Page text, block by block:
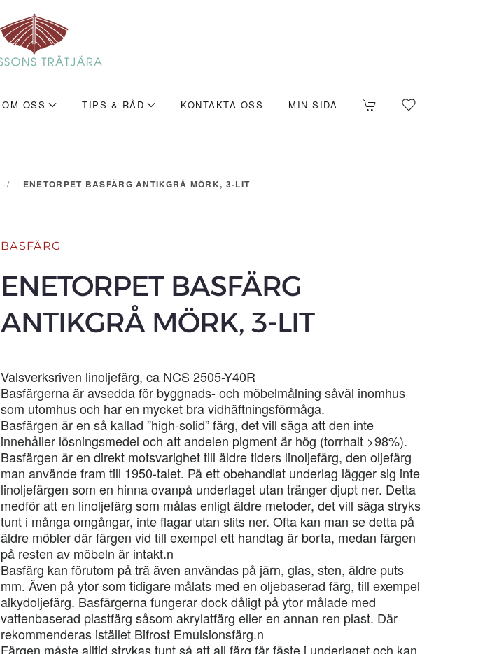
OM OSS TIPS & RÅD KONTAKTA OSS MIN SIDA
ENETORPET BASFÄRG ANTIKGRÅ MÖRK, 3-LIT
BASFÄRG
ENETORPET BASFÄRG
ANTIKGRÅ MÖRK, 3-LIT
Valsverksriven linoljefärg, ca NCS 2505-Y40R
Basfärgerna är avsedda för byggnads- och möbelmålning såväl inomhus
som utomhus och har en mycket bra vidhäftningsförmåga.
Basfärgen är en så kallad ”high-solid” färg, det vill säga att den inte
innehåller lösningsmedel och att andelen pigment är hög (torrhalt >98%).
Basfärgen är en direkt motsvarighet till äldre tiders linoljefärg, den oljefärg
man använde fram till 1950-talet. På ett obehandlat underlag lägger sig inte
linoljefärgen som en hinna ovanpå underlaget utan tränger djupt ner. Detta
medför att en linoljefärg som målas enligt äldre metoder, det vill säga stryks
tunt i många omgångar, inte flagar utan slits ner. Ofta kan man se detta på
äldre möbler där färgen vid till exempel ett handtag är borta, medan färgen
på resten av möbeln är intakt.n
Basfärg kan förutom på trä även användas på järn, glas, sten, äldre puts
mm. Även på ytor som tidigare målats med en oljebaserad färg, till exempel
alkydoljefärg. Basfärgerna fungerar dock dåligt på ytor målade med
vattenbaserad plastfärg såsom akrylatfärg eller en annan ren plast. Där
rekommenderas istället Bifrost Emulsionsfärg.n
Färgen måste alltid strykas tunt så att all färg får fäste i underlaget och kan